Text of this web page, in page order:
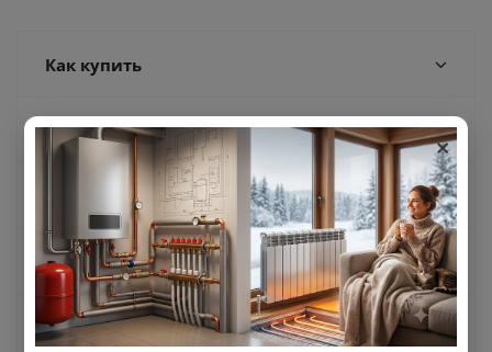
Как купить
Оплата
Отзывы
Задать вопрос
×